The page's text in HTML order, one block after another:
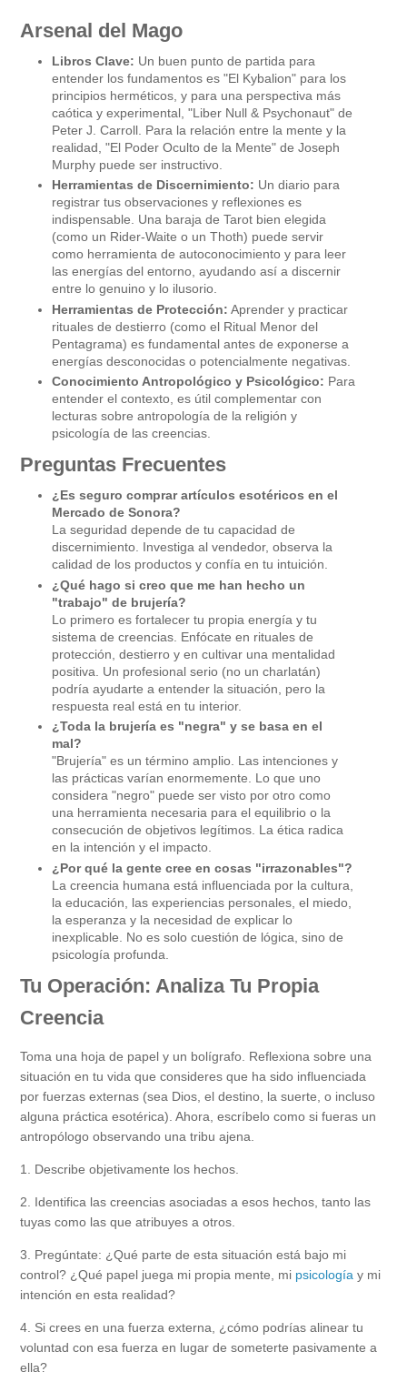
Arsenal del Mago
Libros Clave: Un buen punto de partida para
entender los fundamentos es "El Kybalion" para los
principios herméticos, y para una perspectiva más
caótica y experimental, "Liber Null & Psychonaut" de
Peter J. Carroll. Para la relación entre la mente y la
realidad, "El Poder Oculto de la Mente" de Joseph
Murphy puede ser instructivo.
Herramientas de Discernimiento: Un diario para
registrar tus observaciones y reflexiones es
indispensable. Una baraja de Tarot bien elegida
(como un Rider-Waite o un Thoth) puede servir
como herramienta de autoconocimiento y para leer
las energías del entorno, ayudando así a discernir
entre lo genuino y lo ilusorio.
Herramientas de Protección: Aprender y practicar
rituales de destierro (como el Ritual Menor del
Pentagrama) es fundamental antes de exponerse a
energías desconocidas o potencialmente negativas.
Conocimiento Antropológico y Psicológico: Para
entender el contexto, es útil complementar con
lecturas sobre antropología de la religión y
psicología de las creencias.
Preguntas Frecuentes
¿Es seguro comprar artículos esotéricos en el
Mercado de Sonora?
La seguridad depende de tu capacidad de
discernimiento. Investiga al vendedor, observa la
calidad de los productos y confía en tu intuición.
¿Qué hago si creo que me han hecho un
"trabajo" de brujería?
Lo primero es fortalecer tu propia energía y tu
sistema de creencias. Enfócate en rituales de
protección, destierro y en cultivar una mentalidad
positiva. Un profesional serio (no un charlatán)
podría ayudarte a entender la situación, pero la
respuesta real está en tu interior.
¿Toda la brujería es "negra" y se basa en el
mal?
"Brujería" es un término amplio. Las intenciones y
las prácticas varían enormemente. Lo que uno
considera "negro" puede ser visto por otro como
una herramienta necesaria para el equilibrio o la
consecución de objetivos legítimos. La ética radica
en la intención y el impacto.
¿Por qué la gente cree en cosas "irrazonables"?
La creencia humana está influenciada por la cultura,
la educación, las experiencias personales, el miedo,
la esperanza y la necesidad de explicar lo
inexplicable. No es solo cuestión de lógica, sino de
psicología profunda.
Tu Operación: Analiza Tu Propia
Creencia
Toma una hoja de papel y un bolígrafo. Reflexiona sobre una
situación en tu vida que consideres que ha sido influenciada
por fuerzas externas (sea Dios, el destino, la suerte, o incluso
alguna práctica esotérica). Ahora, escríbelo como si fueras un
antropólogo observando una tribu ajena.
1. Describe objetivamente los hechos.
2. Identifica las creencias asociadas a esos hechos, tanto las
tuyas como las que atribuyes a otros.
3. Pregúntate: ¿Qué parte de esta situación está bajo mi
control? ¿Qué papel juega mi propia mente, mi psicología y mi
intención en esta realidad?
4. Si crees en una fuerza externa, ¿cómo podrías alinear tu
voluntad con esa fuerza en lugar de someterte pasivamente a
ella?